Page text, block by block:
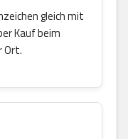
gleich mit
Kauf beim
Ort.